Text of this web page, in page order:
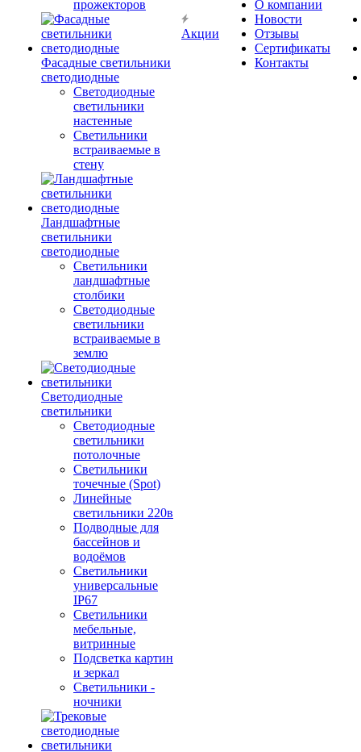
прожекторов
Фасадные светильники
светодиодные
Светодиодные
светильники
настенные
Светильники
встраиваемые в
стену
Ландшафтные
светильники
светодиодные
Светильники
ландшафтные
столбики
Светодиодные
светильники
встраиваемые в
землю
Светодиодные
светильники
Светодиодные
светильники
потолочные
Светильники
точечные (Spot)
Линейные
светильники 220в
Подводные для
бассейнов и
водоёмов
Светильники
универсальные
IP67
Светильники
мебельные,
витринные
Подсветка картин
и зеркал
Светильники -
ночники
Акции
О компании
Новости
Отзывы
Сертификаты
Контакты